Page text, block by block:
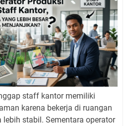
staff kantor memiliki
karena bekerja di ruangan
lebih stabil. Sementara operator